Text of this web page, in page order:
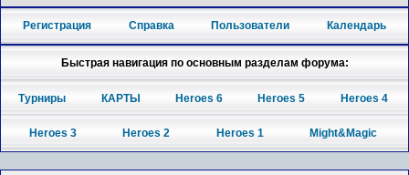
Регистрация Справка Пользователи Календарь
Быстрая навигация по основным разделам форума:
Турниры КАРТЫ Heroes 6 Heroes 5 Heroes 4
Heroes 3 Heroes 2 Heroes 1 Might&Magic